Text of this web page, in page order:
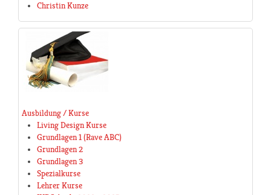
Christin Kunze
Ausbildung / Kurse
Living Design Kurse
Grundlagen 1 (Rave ABC)
Grundlagen 2
Grundlagen 3
Spezialkurse
Lehrer Kurse